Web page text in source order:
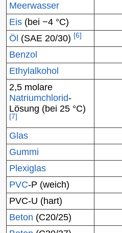
Meerwasser
Eis (bei −4 °C)
Öl (SAE 20/30) [6]
Benzol
Ethylalkohol
2,5 molare
Natriumchlorid-
Lösung (bei 25 °C)
[7]
Glas
Gummi
Plexiglas
PVC-P (weich)
PVC-U (hart)
Beton (C20/25)